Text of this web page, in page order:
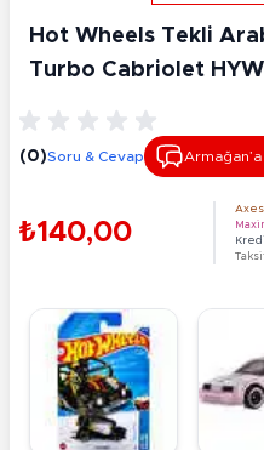
Hot Wheels Tekli
Turbo Cabriolet
(0)Soru & Cevap
₺140,00